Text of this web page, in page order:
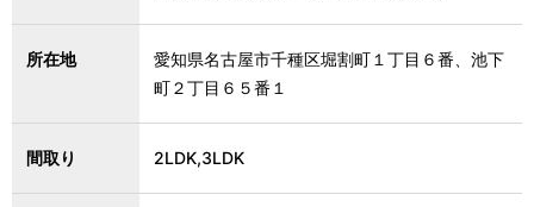
所在地
愛知県名古屋市千種区堀割町１丁目６番、池下
町２丁目６５番１
間取り 2LDK,3LDK